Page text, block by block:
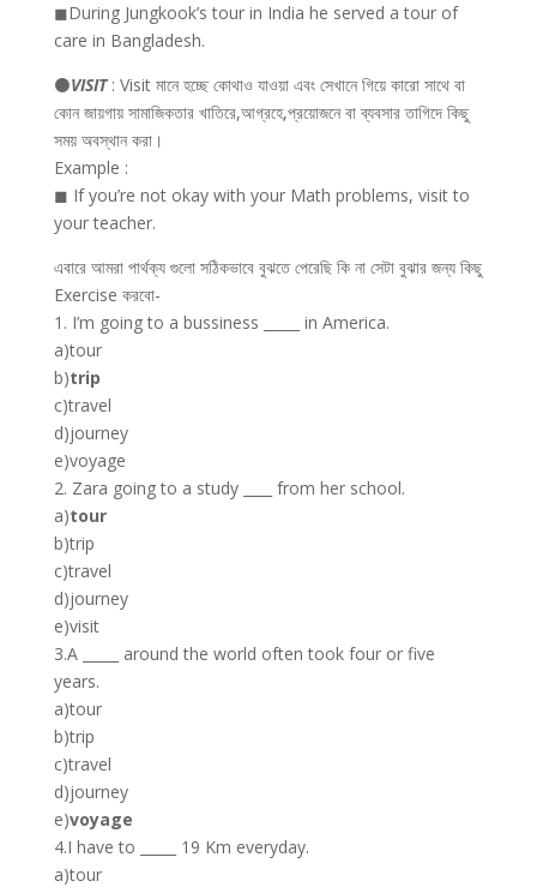
◼During Jungkook’s tour in India he served a tour of
care in Bangladesh.
⚫VISIT: Visit মানে হচ্ছে কোথাও যাওয়া এবং সেখানে গিয়ে কারো সাথে বা
কোন জায়গায় সামাজিকতার খাতিরে,আগ্রহে,প্রয়োজনে বা ব্যবসার তাগিদে কিছু
সময় অবস্থান করা।
Example :
◼ If you’re not okay with your Math problems, visit to
your teacher.
এবারে আমরা পার্থক্য গুলো সঠিকভাবে বুঝতে পেরেছি কি না সেটা বুঝার জন্য কিছু
Exercise করবো-
1. I’m going to a bussiness _____ in America.
a)tour
b)trip
c)travel
d)journey
e)voyage
2. Zara going to a study ____ from her school.
a)tour
b)trip
c)travel
d)journey
e)visit
3.A _____ around the world often took four or five
years.
a)tour
b)trip
c)travel
d)journey
e)voyage
4.I have to _____ 19 Km everyday.
a)tour